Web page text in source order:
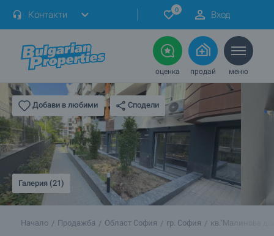
Контакти 0 Вход
оценка продай меню
Добави в любими Сподели
Галерия (21)
Начало Продажба Област София гр. София кв."Малинова